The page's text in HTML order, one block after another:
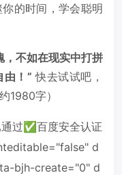
的时间，学会聪明
，不如在现实中打拼
！” 快去试试吧，
1980字）
过✅百度安全认证
d
bjh-create="0" d